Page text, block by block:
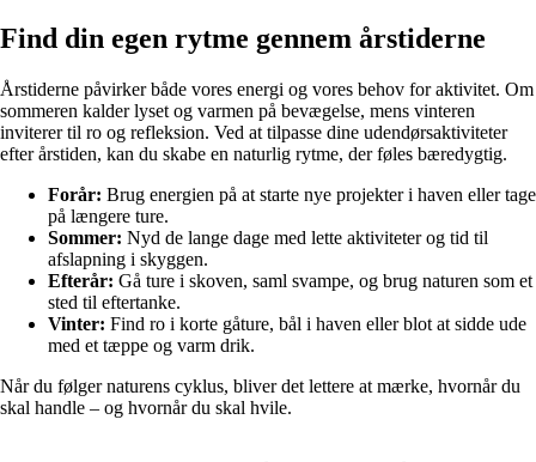
Find din egen rytme gennem årstiderne
Årstiderne påvirker både vores energi og vores behov for aktivitet. Om
sommeren kalder lyset og varmen på bevægelse, mens vinteren
inviterer til ro og refleksion. Ved at tilpasse dine udendørsaktiviteter
efter årstiden, kan du skabe en naturlig rytme, der føles bæredygtig.
Forår: Brug energien på at starte nye projekter i haven eller tage
på længere ture.
Sommer: Nyd de lange dage med lette aktiviteter og tid til
afslapning i skyggen.
Efterår: Gå ture i skoven, saml svampe, og brug naturen som et
sted til eftertanke.
Vinter: Find ro i korte gåture, bål i haven eller blot at sidde ude
med et tæppe og varm drik.
Når du følger naturens cyklus, bliver det lettere at mærke, hvornår du
skal handle – og hvornår du skal hvile.